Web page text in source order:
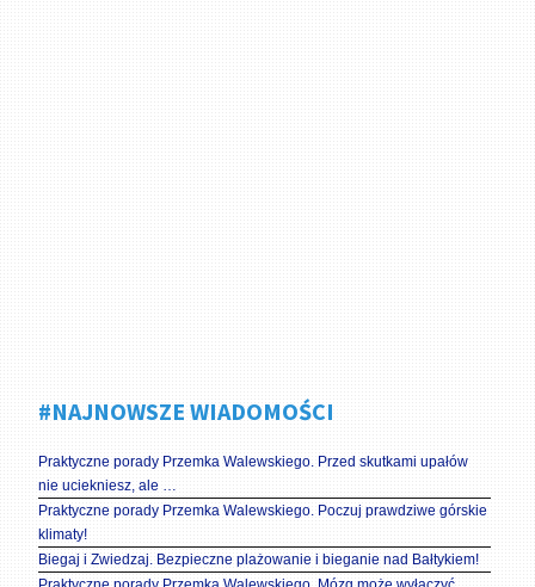
#NAJNOWSZE WIADOMOŚCI
Praktyczne porady Przemka Walewskiego. Przed skutkami upałów
nie uciekniesz, ale …
Praktyczne porady Przemka Walewskiego. Poczuj prawdziwe górskie
klimaty!
Biegaj i Zwiedzaj. Bezpieczne plażowanie i bieganie nad Bałtykiem!